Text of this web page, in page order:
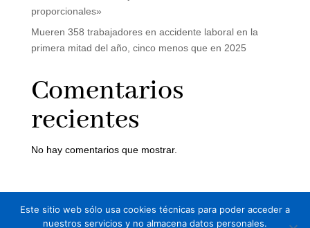
proporcionales»
Mueren 358 trabajadores en accidente laboral en la
primera mitad del año, cinco menos que en 2025
Comentarios
recientes
No hay comentarios que mostrar.
Aviso legal
Política de Privacidad
Este sitio web sólo usa cookies técnicas para poder acceder a
nuestros servicios y no almacena datos personales.